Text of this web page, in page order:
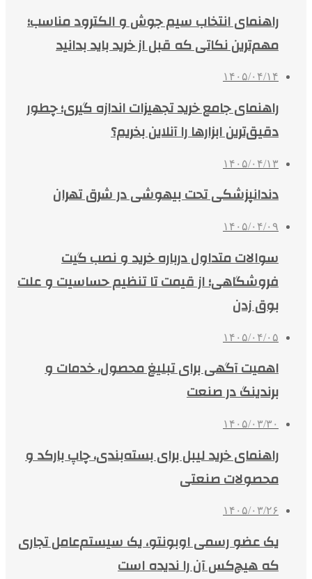
راهنمای انتخاب سیم جوش و الکترود مناسب؛
مهم‌ترین نکاتی که قبل از خرید باید بدانید
۱۴۰۵/۰۴/۱۴
راهنمای جامع خرید تجهیزات اندازه گیری؛ چطور
دقیق‌ترین ابزارها را آنلاین بخریم؟
۱۴۰۵/۰۴/۱۳
دندانپزشکی تحت بیهوشی در شرق تهران
۱۴۰۵/۰۴/۰۹
سوالات متداول درباره خرید و نصب گیت
فروشگاهی؛ از قیمت تا تنظیم حساسیت و علت
بوق زدن
۱۴۰۵/۰۴/۰۵
اهمیت آگهی برای تبلیغ محصول، خدمات و
برندینگ در صنعت
۱۴۰۵/۰۳/۳۰
راهنمای خرید لیبل برای بسته‌بندی، چاپ بارکد و
محصولات صنعتی
۱۴۰۵/۰۳/۲۶
یک عضو رسمی اوبونتو، یک سیستم‌عامل تجاری
که هیچ‌کس آن را ندیده است